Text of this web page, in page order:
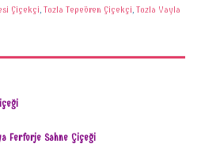
Çiçekçi, Tuzla Tepeören Çiçekçi, Tuzla Yayla
Ferforje Sahne Çiçeği